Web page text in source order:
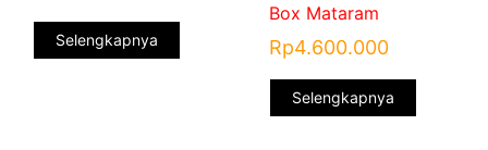
Selengkapnya
Box Mataram
Rp4.600.000
Selengkapnya